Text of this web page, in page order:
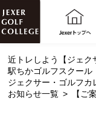
近トレしよう【ジェク
駅ちかゴルフスクール
ジェクサー・ゴルフ
お知らせ一覧
【ご